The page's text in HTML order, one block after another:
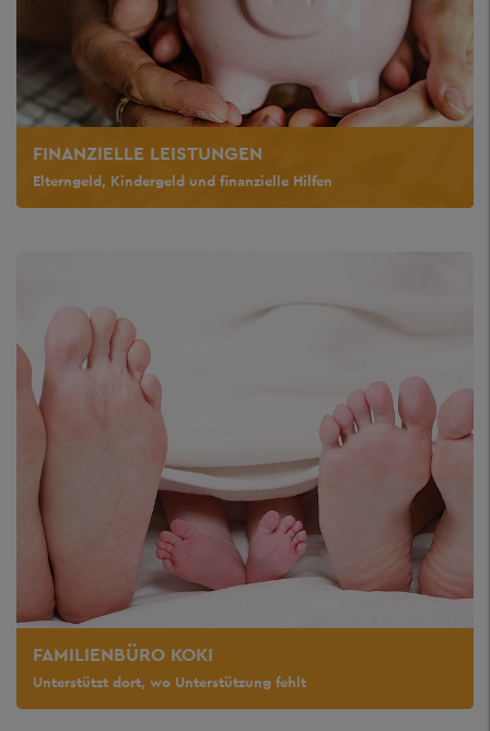
FINANZIELLE LEISTUNGEN
Elterngeld, Kindergeld und finanzielle Hilfen
FAMILIENBÜRO KOKI
Unterstützt dort, wo Unterstützung fehlt